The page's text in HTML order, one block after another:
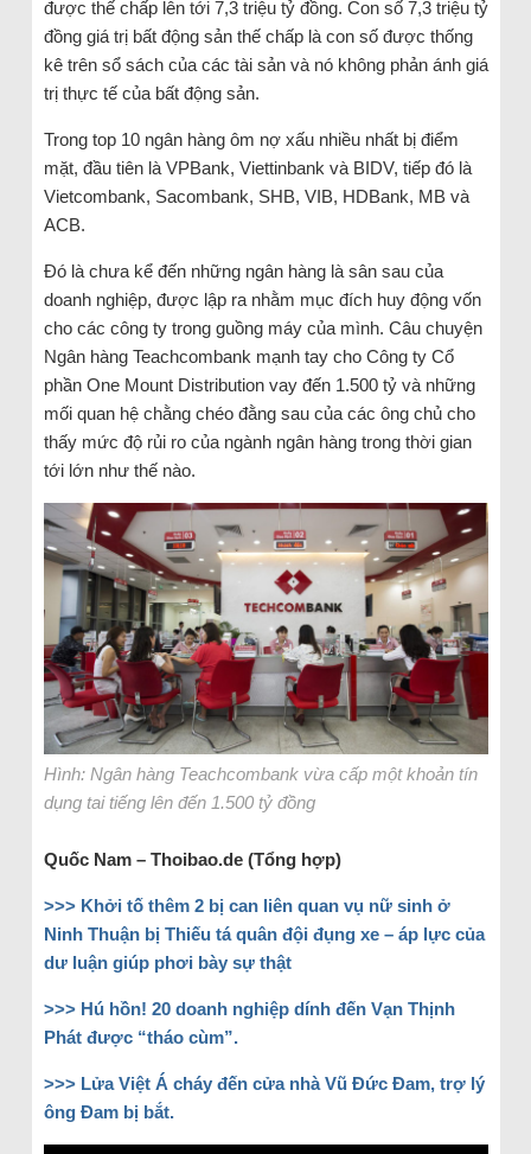
được thế chấp lên tới 7,3 triệu tỷ đồng. Con số 7,3 triệu tỷ
đồng giá trị bất động sản thế chấp là con số được thống
kê trên sổ sách của các tài sản và nó không phản ánh giá
trị thực tế của bất động sản.
Trong top 10 ngân hàng ôm nợ xấu nhiều nhất bị điểm
mặt, đầu tiên là VPBank, Viettinbank và BIDV, tiếp đó là
Vietcombank, Sacombank, SHB, VIB, HDBank, MB và
ACB.
Đó là chưa kể đến những ngân hàng là sân sau của
doanh nghiệp, được lập ra nhằm mục đích huy động vốn
cho các công ty trong guồng máy của mình. Câu chuyện
Ngân hàng Teachcombank mạnh tay cho Công ty Cổ
phần One Mount Distribution vay đến 1.500 tỷ và những
mối quan hệ chằng chéo đằng sau của các ông chủ cho
thấy mức độ rủi ro của ngành ngân hàng trong thời gian
tới lớn như thế nào.
Hình: Ngân hàng Teachcombank vừa cấp một khoản tín
dụng tai tiếng lên đến 1.500 tỷ đồng
Quốc Nam – Thoibao.de (Tổng hợp)
>>> Khởi tố thêm 2 bị can liên quan vụ nữ sinh ở
Ninh Thuận bị Thiếu tá quân đội đụng xe – áp lực của
dư luận giúp phơi bày sự thật
>>> Hú hồn! 20 doanh nghiệp dính đến Vạn Thịnh
Phát được “tháo cùm”.
>>> Lửa Việt Á cháy đến cửa nhà Vũ Đức Đam, trợ lý
ông Đam bị bắt.